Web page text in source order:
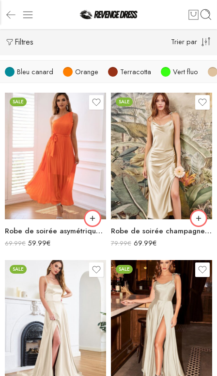
Filtres Trier par
Bleu canard Orange Terracotta Vert fluo
SALE
Robe de soirée asymétrique orange longue plissée avec ceinture sans manches
69.99€ 59.99€
SALE
Robe de soirée champagne en satin col bénitier mi longue fendue à bretelles sans manches
79.99€ 69.99€
SALE SALE